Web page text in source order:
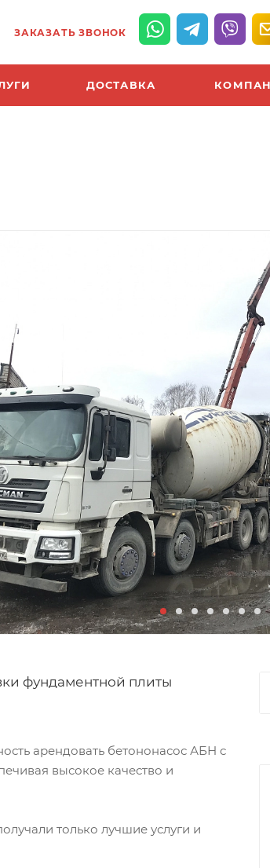
ЗАКАЗАТЬ ЗВОНОК
ДОСТАВКА
фундаментной плиты
арендовать бетононасос АБН с
высокое качество и
только лучшие услуги и